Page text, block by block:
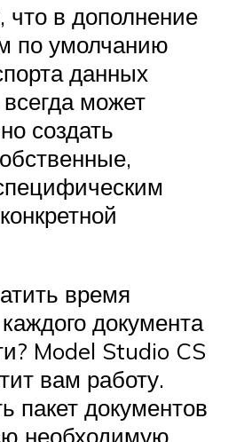
что в дополнение
по умолчанию
данных
может
создать
время
документа
Model Studio CS
вам работу.
пакет документов
необходимую